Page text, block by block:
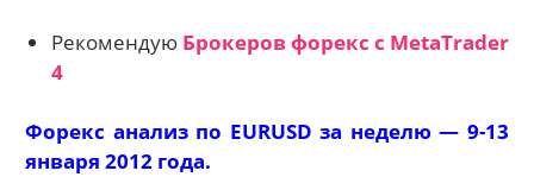
Рекомендую Брокеров форекс с МetaTrader
4
Форекс анализ по EURUSD за неделю — 9-13
января 2012 года.